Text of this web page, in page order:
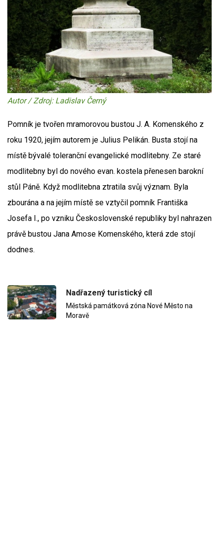
Autor / Zdroj: Ladislav Černý
Pomník je tvořen mramorovou bustou J. A. Komenského z
roku 1920, jejím autorem je Julius Pelikán. Busta stojí na
místě bývalé toleranční evangelické modlitebny. Ze staré
modlitebny byl do nového evan. kostela přenesen barokní
stůl Páně. Když modlitebna ztratila svůj význam. Byla
zbourána a na jejím místě se vztyčil pomník Františka
Josefa I., po vzniku Československé republiky byl nahrazen
právě bustou Jana Amose Komenského, která zde stojí
dodnes.
Nadřazený turistický cíl
Městská památková zóna Nové Město na
Moravě